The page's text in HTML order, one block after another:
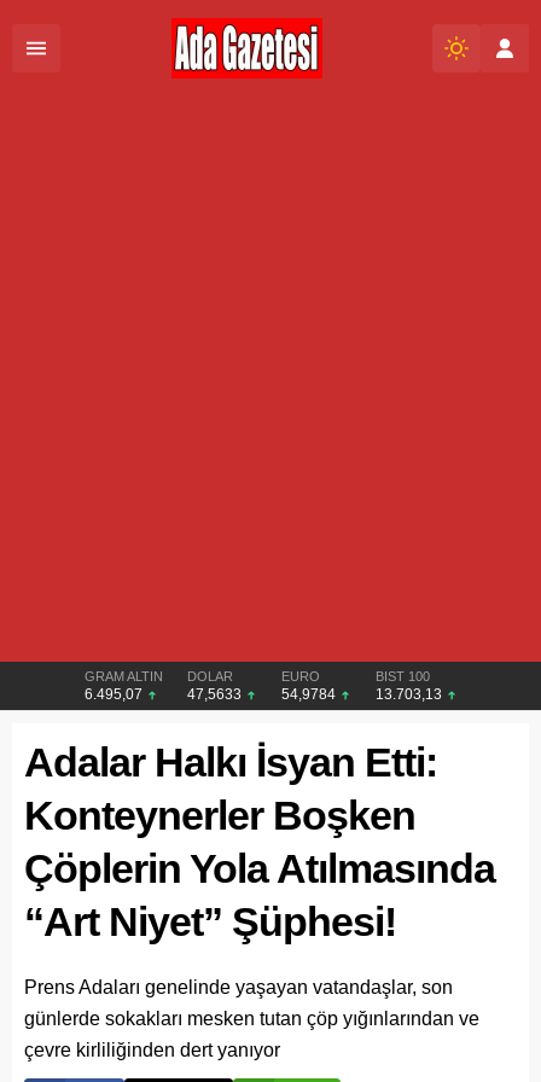
GRAM ALTIN
6.495,07
DOLAR
47,5633
EURO
54,9784
BIST 100
13.703,13
Adalar Halkı İsyan Etti:
Konteynerler Boşken
Çöplerin Yola Atılmasında
“Art Niyet” Şüphesi!
Prens Adaları genelinde yaşayan vatandaşlar, son
günlerde sokakları mesken tutan çöp yığınlarından ve
çevre kirliliğinden dert yanıyor